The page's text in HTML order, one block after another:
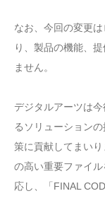
なお、今回の変更
り、製品の機能、
ません。
デジタルアーツは
るソリューション
策に貢献してまい
の高い重要ファイ
応し、「FINAL